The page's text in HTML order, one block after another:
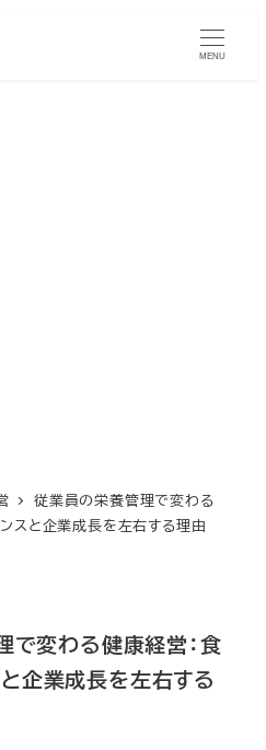
MENU
従業員の栄養管理で変わる
スと企業成長を左右する理由
変わる健康経営：食
企業成長を左右する